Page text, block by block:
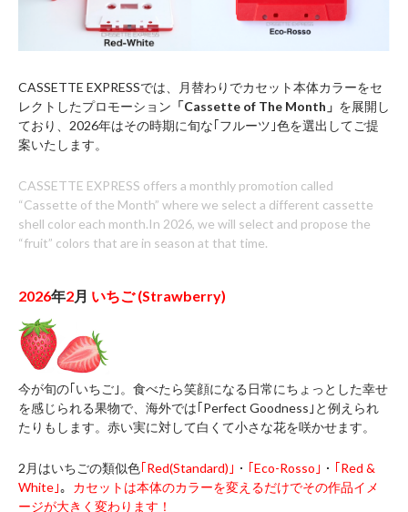
CASSETTE EXPRESSでは、月替わりでカセット本体カラーをセ
レクトしたプロモーション 「Cassette of The Month」 を展開し
ており、2026年はその時期に旬な｢フルーツ｣色を選出してご提
案いたします。
CASSETTE EXPRESS offers a monthly promotion called
“Cassette of the Month” where we select a different cassette
shell color each month.In 2026, we will select and propose the
“fruit” colors that are in season at that time.
2026年2月 いちご (Strawberry)
今が旬の｢いちご｣。食べたら笑顔になる日常にちょっとした幸せ
を感じられる果物で、海外では｢Perfect Goodness｣と例えられ
たりもします。赤い実に対して白くて小さな花を咲かせます。
2月はいちごの類似色｢Red(Standard)｣ ・ ｢Eco-Rosso｣ ・ ｢Red &
White｣。 カセットは本体のカラーを変えるだけでその作品イメ
ージが大きく変わります！